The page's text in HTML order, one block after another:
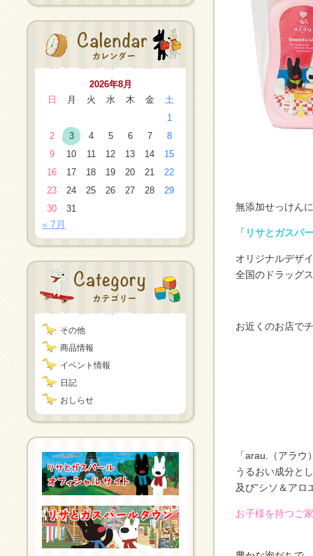
2026年8月
日
月 火 水 木 金
土
1
2
3 4 5 6 7
8
9
10 11 12 13 14
15
16
17 18 19 20 21
22
23
24 25 26 27 28
29
30
31
« 7月
その他
商品情報
イベント情報
日記
おしらせ
無添加せっけん
「リサとガスパ
オリジナルデザ
全国のドラッグ
お近くのお店で
「arau.（アラ
うるおい成分と
及び”シソ＆アロ
お子様を持つご